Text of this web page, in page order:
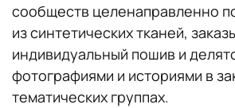
сообществ целенаправленно
из синтетических тканей,
индивидуальный пошив и
фотографиями и историями в
тематических группах.